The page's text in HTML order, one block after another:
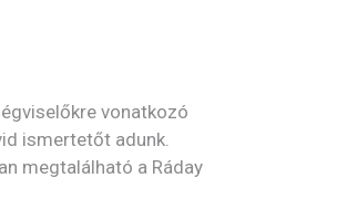
vonatkozó
ismertetőt adunk.
megtalálható a Ráday